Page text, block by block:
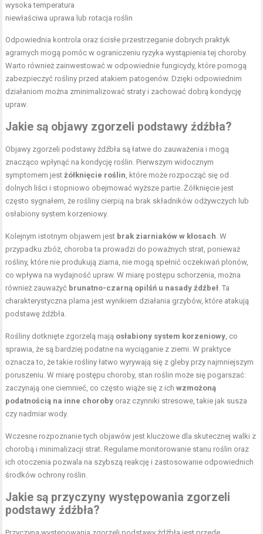
wysoka temperatura
niewłaściwa uprawa lub rotacja roślin
Odpowiednia kontrola oraz ścisłe przestrzeganie dobrych praktyk
agrarnych mogą pomóc w ograniczeniu ryzyka wystąpienia tej choroby.
Warto również zainwestować w odpowiednie fungicydy, które pomogą
zabezpieczyć rośliny przed atakiem patogenów. Dzięki odpowiednim
działaniom można zminimalizować straty i zachować dobrą kondycję
upraw.
Jakie są objawy zgorzeli podstawy źdźbła?
Objawy zgorzeli podstawy źdźbła są łatwe do zauważenia i mogą
znacząco wpłynąć na kondycję roślin. Pierwszym widocznym
symptomem jestżółknięcie roślin, które może rozpocząć się od
dolnych liści i stopniowo obejmować wyższe partie. Żółknięcie jest
często sygnałem, że rośliny cierpią na brak składników odżywczych lub
osłabiony system korzeniowy.
Kolejnym istotnym objawem jest brak ziarniaków w kłosach. W
przypadku zbóż, choroba ta prowadzi do poważnych strat, ponieważ
rośliny, które nie produkują ziarna, nie mogą spełnić oczekiwań plonów,
co wpływa na wydajność upraw. W miarę postępu schorzenia, można
również zauważyć brunatno-czarną opilśń u nasady źdźbeł. Ta
charakterystyczna plama jest wynikiem działania grzybów, które atakują
podstawę źdźbła.
Rośliny dotknięte zgorzelą mają osłabiony system korzeniowy, co
sprawia, że są bardziej podatne na wyciąganie z ziemi. W praktyce
oznacza to, że takie rośliny łatwo wyrywają się z gleby przy najmniejszym
poruszeniu. W miarę postępu choroby, stan roślin może się pogarszać:
zaczynają one ciemnieć, co często wiąże się z ichwzmożoną
podatnością na inne choroby oraz czynniki stresowe, takie jak susza
czy nadmiar wody.
Wczesne rozpoznanie tych objawów jest kluczowe dla skutecznej walki z
chorobą i minimalizacji strat. Regularne monitorowanie stanu roślin oraz
ich otoczenia pozwala na szybszą reakcję i zastosowanie odpowiednich
środków ochrony roślin.
Jakie są przyczyny występowania zgorzeli
podstawy źdźbła?